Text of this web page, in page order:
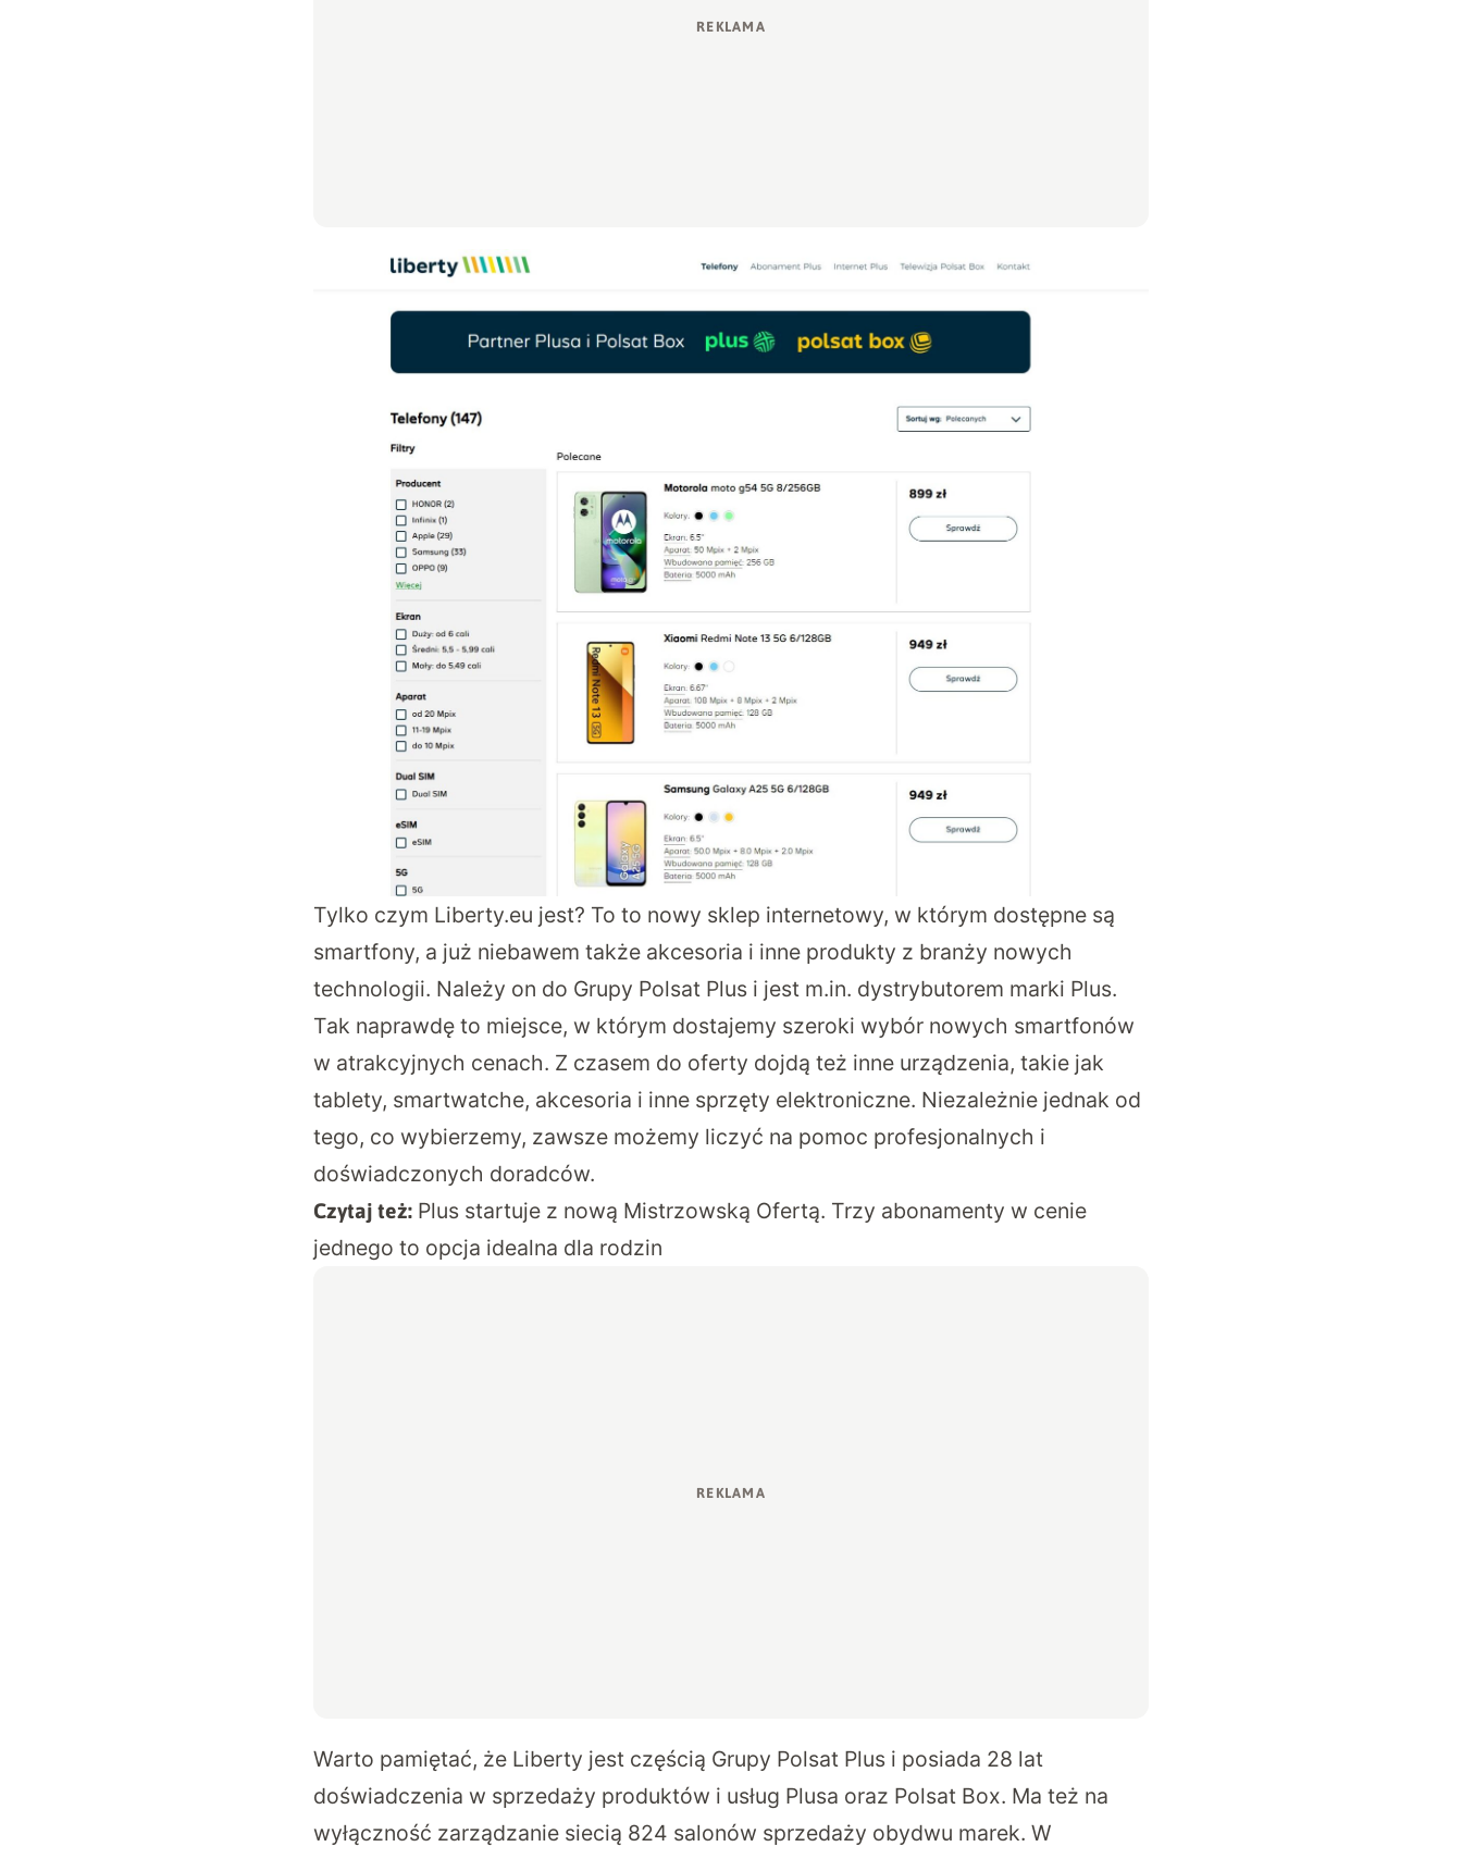
Tylko czym Liberty.eu jest? To to nowy sklep internetowy, w którym dostępne są
smartfony, a już niebawem także akcesoria i inne produkty z branży nowych
technologii. Należy on do Grupy Polsat Plus i jest m.in. dystrybutorem marki Plus.
Tak naprawdę to miejsce, w którym dostajemy szeroki wybór nowych smartfonów
w atrakcyjnych cenach. Z czasem do oferty dojdą też inne urządzenia, takie jak
tablety, smartwatche, akcesoria i inne sprzęty elektroniczne. Niezależnie jednak od
tego, co wybierzemy, zawsze możemy liczyć na pomoc profesjonalnych i
doświadczonych doradców.
Czytaj też: Plus startuje z nową Mistrzowską Ofertą. Trzy abonamenty w cenie
jednego to opcja idealna dla rodzin
Warto pamiętać, że Liberty jest częścią Grupy Polsat Plus i posiada 28 lat
doświadczenia w sprzedaży produktów i usług Plusa oraz Polsat Box. Ma też na
wyłączność zarządzanie siecią 824 salonów sprzedaży obydwu marek. W